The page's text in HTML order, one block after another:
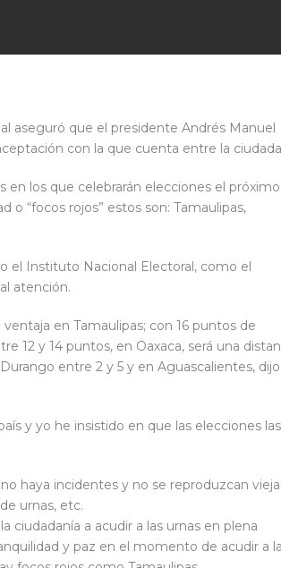
aseguró que el presidente Andrés Manuel
con la que cuenta entre la
en los que celebrarán elecciones el próximo
“focos rojos” estos son: Tamaulipas,
el Instituto Nacional Electoral, como el
atención.
en Tamaulipas; con 16 puntos de
12 y 14 puntos, en Oaxaca, será una
entre 2 y 5 y en Aguascalientes,
y yo he insistido en que las elecciones las
haya incidentes y no se reproduzcan
urnas, etc.
ciudadanía a acudir a las urnas en plena
y paz en el momento de acudir a